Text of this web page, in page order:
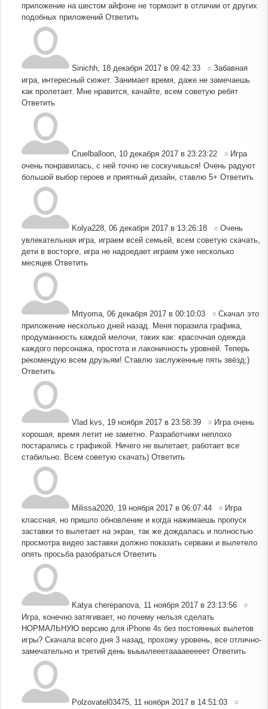
приложение на шестом айфоне не тормозит в отличии от других
подобных приложений Ответить
Sinichh 18 декабря 2017 в 09:42:33 # Забавная
игра, интересный сюжет. Занимает время, даже не замечаешь
как пролетает. Мне нравится, качайте, всем советую ребят
Ответить
Cruelballoon 10 декабря 2017 в 23:23:22 # Игра
очень понравилась, с ней точно не соскучишься! Очень радуют
большой выбор героев и приятный дизайн, ставлю 5+ Ответить
Kolya228 06 декабря 2017 в 13:26:18 # Очень
увлекательная игра, играем всей семьей, всем советую скачать,
дети в восторге, игра не надоедает играем уже несколько
месяцев Ответить
Mrtyoma 06 декабря 2017 в 00:10:03 # Скачал это
приложение несколько дней назад. Меня поразила графика,
продуманность каждой мелочи, таких как: красочная одежда
каждого персонажа, простота и лаконичность уровней. Теперь
рекомендую всем друзьям! Ставлю заслуженные пять звёзд;)
Ответить
Vlad kvs 19 ноября 2017 в 23:58:39 # Игра очень
хорошая, время летит не заметно. Разработчики неплохо
постарались с графикой. Ничего не вылетает, работает все
стабильно. Всем советую скачать) Ответить
Milissa2020 19 ноября 2017 в 06:07:44 # Игра
классная, но пришло обновление и когда нажимаешь пропуск
заставки то вылетает на экран, так же дождалась и полностью
просмотра видео заставки должно показать серваки и вылетело
опять просьба разобраться Ответить
Katya cherepanova 11 ноября 2017 в 23:13:56 #
Игра, конечно затягивает, но почему нельзя сделать
НОРМАЛЬНУЮ версию для iPhone 4s без постоянных вылетов
игры? Скачала всего дня 3 назад, прохожу уровень, все отлично-
замечательно и третий день выыылееетааааееееет Ответить
Polzovatel03475 11 ноября 2017 в 14:51:03 #